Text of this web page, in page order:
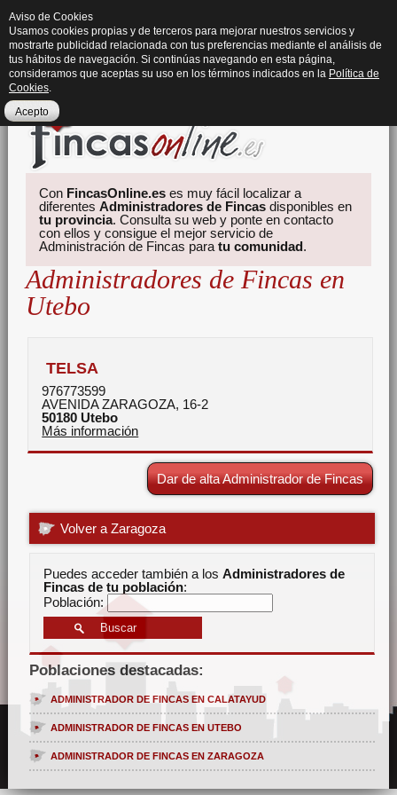
Con FincasOnline.es es muy fácil localizar a
diferentesAdministradores de Fincas disponibles en
tu provincia. Consulta su web y ponte en contacto
con ellos y consigue el mejor servicio de
Administración de Fincas paratu comunidad.
Administradores de Fincas en
Utebo
TELSA
976773599
AVENIDA ZARAGOZA, 16-2
50180 Utebo
Más información
Dar de alta Administrador de Fincas
Volver a Zaragoza
Puedes acceder también a losAdministradores de
Fincas de tu población:
Población:
Poblaciones destacadas:
ADMINISTRADOR DE FINCAS EN CALATAYUD
ADMINISTRADOR DE FINCAS EN UTEBO
ADMINISTRADOR DE FINCAS EN ZARAGOZA
Aviso de Cookies
Usamos cookies propias y de terceros para mejorar nuestros servicios y
mostrarte publicidad relacionada con tus preferencias mediante el análisis de
tus hábitos de navegación. Si continúas navegando en esta página,
consideramos que aceptas su uso en los términos indicados en la Política de
Cookies.
Acepto